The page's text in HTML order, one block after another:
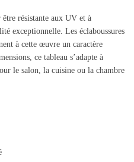
résistante aux UV et à
exceptionnelle. Les éclaboussures
à cette œuvre un caractère
ce tableau s’adapte à
le salon, la cuisine ou la chambre